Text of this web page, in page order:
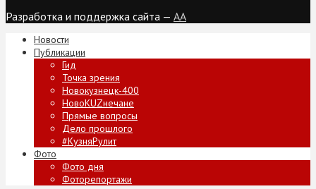
Разработка и поддержка сайта — AA
Новости
Публикации
Гид
Точка зрения
Новокузнецк-400
НовоKUZнечане
Прямые вопросы
Дело прошлого
#КузняРулит
Фото
Фото дня
Фоторепортажи